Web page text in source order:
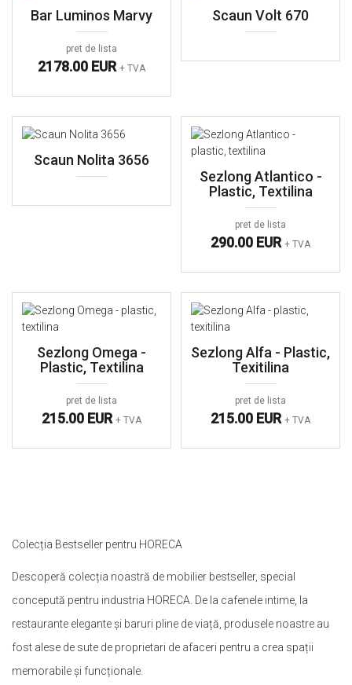
Colecția Bestseller pentru HORECA
Descoperă colecția noastră de mobilier bestseller, special
concepută pentru industria HORECA. De la cafenele intime, la
restaurante elegante și baruri pline de viață, produsele noastre au
fost alese de sute de proprietari de afaceri pentru a crea spații
memorabile și funcționale.
Bar Luminos Marvy
pret de lista
2178.00 EUR + TVA
Scaun Volt 670
Scaun Nolita 3656
Sezlong Atlantico -
Plastic, Textilina
pret de lista
290.00 EUR + TVA
Sezlong Omega -
Plastic, Textilina
pret de lista
215.00 EUR + TVA
Sezlong Alfa - Plastic,
Texitilina
pret de lista
215.00 EUR + TVA